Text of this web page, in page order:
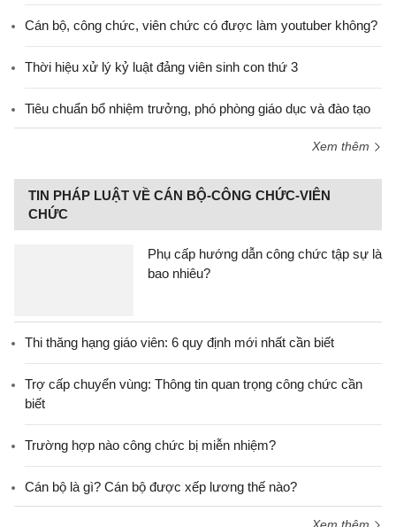
Cán bộ, công chức, viên chức có được làm youtuber không?
Thời hiệu xử lý kỷ luật đảng viên sinh con thứ 3
Tiêu chuẩn bổ nhiệm trưởng, phó phòng giáo dục và đào tạo
Xem thêm
TIN PHÁP LUẬT VỀ CÁN BỘ-CÔNG CHỨC-VIÊN
CHỨC
Phụ cấp hướng dẫn công chức tập sự là
bao nhiêu?
Thi thăng hạng giáo viên: 6 quy định mới nhất cần biết
Trợ cấp chuyển vùng: Thông tin quan trọng công chức cần
biết
Trường hợp nào công chức bị miễn nhiệm?
Cán bộ là gì? Cán bộ được xếp lương thế nào?